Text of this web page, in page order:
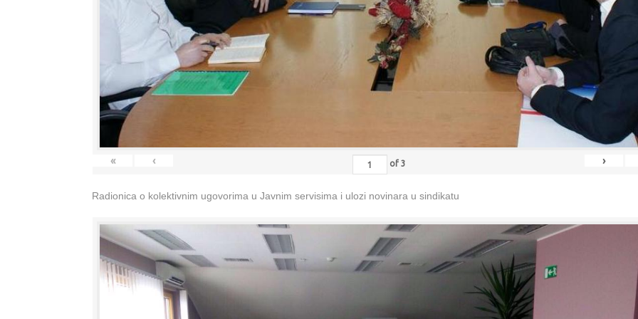
« ‹ of 3 ›
Radionica o kolektivnim ugovorima u Javnim servisima i ulozi novinara u sindikatu